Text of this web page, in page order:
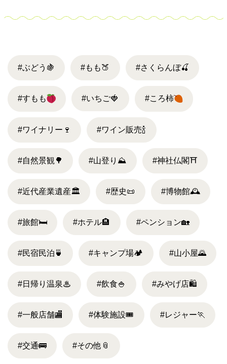
#ぶどう 🍇 #もも🍑 #さくらんぼ🍒
#すもも #いちご🍓 #ころ柿
#ワイナリー 🍷 #ワイン販売🍾
#自然景観🌳 #山登り ⛰ #神社仏閣⛩
#近代産業遺産🏛 #歴史📜 #博物館🕰
#旅館🛏 #ホテル🏨 #ペンション🏡
#民宿民泊 🍵 #キャンプ場🏕 #山小屋🌄
#日帰り温泉♨ #飲食🍚 #みやげ店🛍
#一般店舗🏬 #体験施設🎟 #レジャー🏃
#交通🚌 #その他 📎